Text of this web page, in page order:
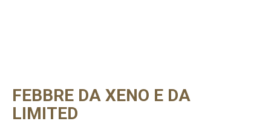
FEBBRE DA XENO E DA
LIMITED